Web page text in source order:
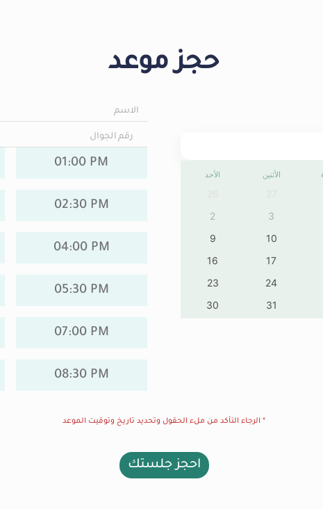
حجز موعد
الأحد الأثنين
2
3
9
10
16
17
23
24
30
31
الاسم
رقم الجوال
01:00 PM
02:30 PM
04:00 PM
05:30 PM
07:00 PM
08:30 PM
* الرجاء التأكد من ملء الحقول وتحديد تاريخ وتوقيت الموعد
احجز جلستك